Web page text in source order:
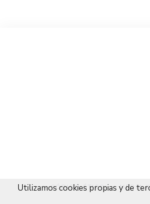
CÓDIGO ÉTICO MEDIA
Utilizamos cookies propias y de